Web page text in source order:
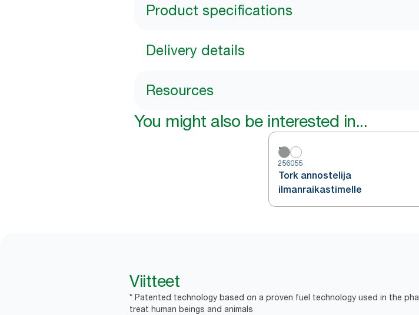
Product specifications
Delivery details
Resources
You might also be interested in...
256055
Tork annostelija
ilmanraikastimelle
Viitteet
* Patented technology based on a proven fuel technology used in the
treat human beings and animals